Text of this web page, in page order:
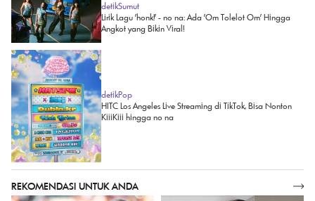
detikSumut
Lirik Lagu 'honk!' - no na: Ada 'Om Tolelot Om' Hingga
Angkot yang Bikin Viral!
detikPop
HITC Los Angeles Live Streaming di TikTok, Bisa Nonton
KiiiKiii hingga no na
REKOMENDASI UNTUK ANDA